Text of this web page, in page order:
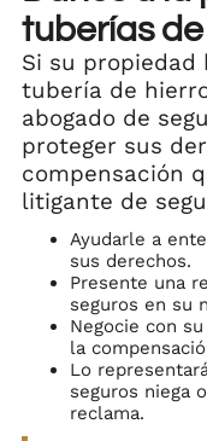
tuberías
Si su propiedad
tubería de
abogado de
proteger sus
compensación
litigante de
Ayudarle a
sus derechos.
Presente una
seguros en su
Negocie con
la
Lo
seguros niega
reclama.